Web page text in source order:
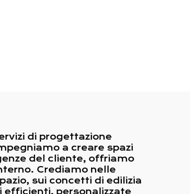
di progettazione
a creare spazi
del cliente, offriamo
Crediamo nelle
sui concetti di edilizia
efficienti, personalizzate